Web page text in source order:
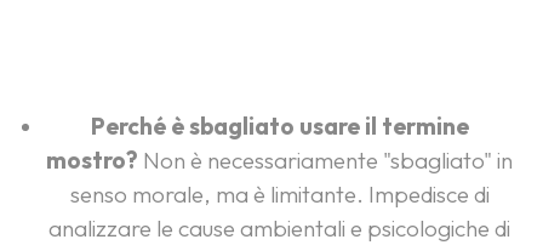
Perché è sbagliato usare il termine
mostro? Non è necessariamente "sbagliato" in
senso morale, ma è limitante. Impedisce di
analizzare le cause ambientali e psicologiche di